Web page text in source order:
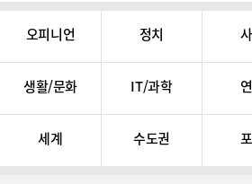
오피니언 정치
생활/문화 IT/과학
세계 수도권